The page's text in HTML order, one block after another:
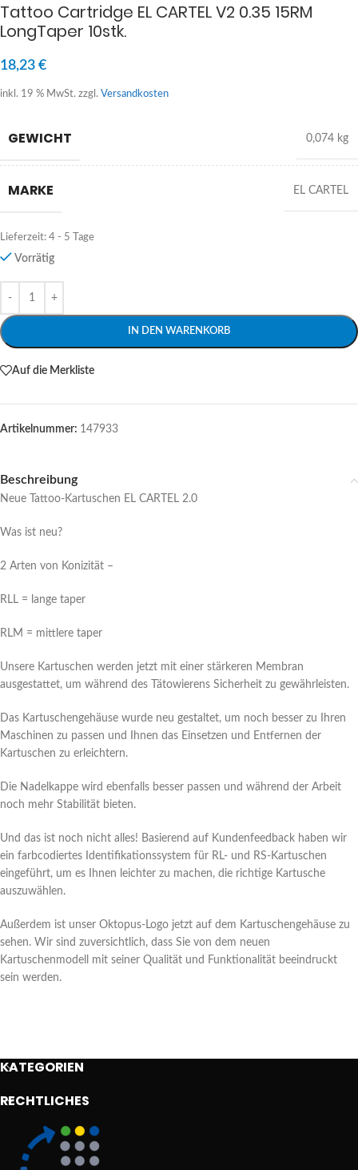
Tattoo Cartridge EL CARTEL V2 0.35 15RM
LongTaper 10stk.
18,23 €
inkl. 19 % MwSt. zzgl. Versandkosten
GEWICHT 0,074 kg
MARKE EL CARTEL
Lieferzeit: 4 - 5 Tage
Vorrätig
IN DEN WARENKORB
Alternative:
Auf die Merkliste
Artikelnummer: 147933
Beschreibung
Neue Tattoo-Kartuschen EL CARTEL 2.0
Was ist neu?
2 Arten von Konizität –
RLL = lange taper
RLM = mittlere taper
Unsere Kartuschen werden jetzt mit einer stärkeren Membran
ausgestattet, um während des Tätowierens Sicherheit zu gewährleisten.
Das Kartuschengehäuse wurde neu gestaltet, um noch besser zu Ihren
Maschinen zu passen und Ihnen das Einsetzen und Entfernen der
Kartuschen zu erleichtern.
Die Nadelkappe wird ebenfalls besser passen und während der Arbeit
noch mehr Stabilität bieten.
Und das ist noch nicht alles! Basierend auf Kundenfeedback haben wir
ein farbcodiertes Identifikationssystem für RL- und RS-Kartuschen
eingeführt, um es Ihnen leichter zu machen, die richtige Kartusche
auszuwählen.
Außerdem ist unser Oktopus-Logo jetzt auf dem Kartuschengehäuse zu
sehen. Wir sind zuversichtlich, dass Sie von dem neuen
Kartuschenmodell mit seiner Qualität und Funktionalität beeindruckt
sein werden.
KATEGORIEN
RECHTLICHES